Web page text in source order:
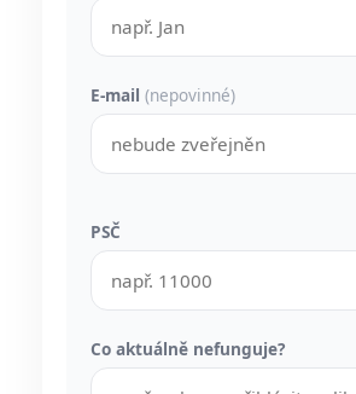
E-mail (nepovinné)
PSČ
Co aktuálně nefunguje?